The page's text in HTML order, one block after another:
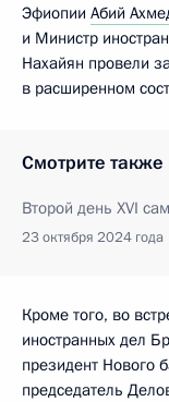
Эфиопии Абий
и Министр
Нахайян провели
в расширенном
Смотрите также
Второй день XVI
23 октября 2024 года
Кроме того, во
иностранных дел
президент Нового
председатель